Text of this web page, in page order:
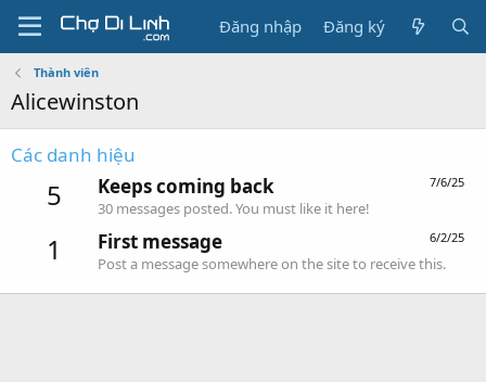
Đăng nhập Đăng ký
Thành viên
Alicewinston
Các danh hiệu
5 7/6/25
Keeps coming back
30 messages posted. You must like it here!
1 6/2/25
First message
Post a message somewhere on the site to receive this.